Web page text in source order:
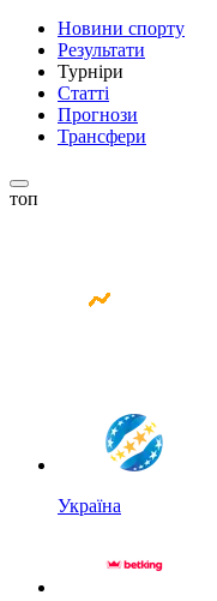
Новини спорту
Результати
Турніри
Статті
Прогнози
Трансфери
топ
Україна